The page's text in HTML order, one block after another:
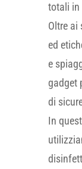
totali in
Oltre ai
ed
e
gadget
di
In